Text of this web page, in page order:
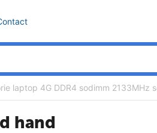
laptop 4G DDR4 sodimm 2133MHz
hand